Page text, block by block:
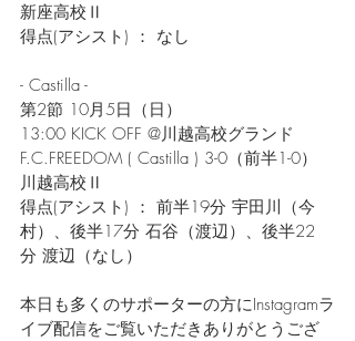
新座高校Ⅱ
得点(アシスト) ： なし
- Castilla -
第2節 10月5日（日）
13:00 KICK OFF @川越高校グランド
F.C.FREEDOM ( Castilla ) 3-0（前半1-0）
川越高校Ⅱ
得点(アシスト) ： 前半19分 宇田川（今
村）、後半17分 石谷（渡辺）、後半22
分 渡辺（なし）
本日も多くのサポーターの方にInstagramラ
イブ配信をご覧いただきありがとうござ